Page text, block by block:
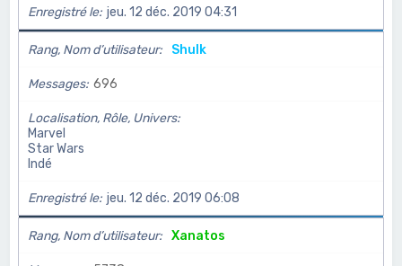
Enregistré le jeu. 12 déc. 2019 04:31
Rang, Nom d’utilisateur Shulk
Messages 696
Localisation, Rôle, Univers
Marvel
Star Wars
Indé
Enregistré le jeu. 12 déc. 2019 06:08
Rang, Nom d’utilisateur Xanatos